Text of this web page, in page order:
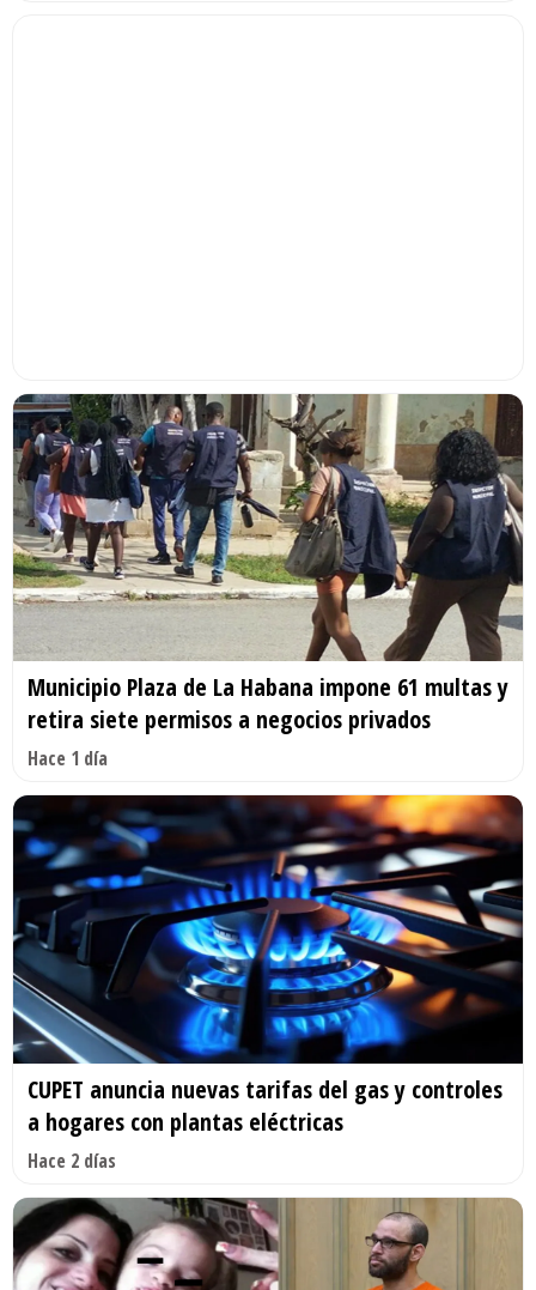
Municipio Plaza de La Habana impone 61 multas y
retira siete permisos a negocios privados
Hace 1 día
CUPET anuncia nuevas tarifas del gas y controles
a hogares con plantas eléctricas
Hace 2 días